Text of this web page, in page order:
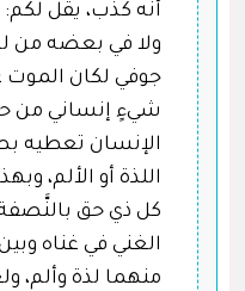
أنه كذب، يقل لكم:
ولا في بعضه من
جوفي لكان الموت
شيءٍ إنساني من
الإنسان تعطيه
اللذة أو الألم،
كل ذي حق بالنَّصفة
الغني في غناه
منهما لذة وألم،